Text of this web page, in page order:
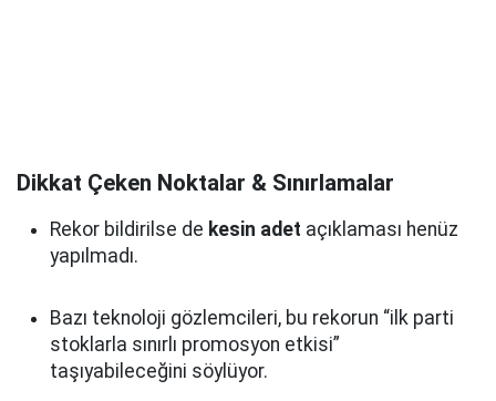
Dikkat Çeken Noktalar & Sınırlamalar
Rekor bildirilse de kesin adet açıklaması henüz
yapılmadı.
Bazı teknoloji gözlemcileri, bu rekorun “ilk parti
stoklarla sınırlı promosyon etkisi”
taşıyabileceğini söylüyor.